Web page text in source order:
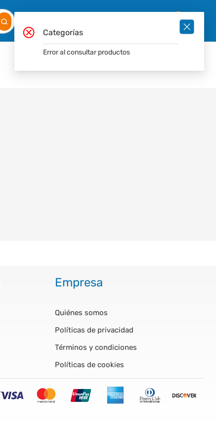
Empresa
Quiénes somos
Políticas de privacidad
Términos y condiciones
Políticas de cookies
Categorías
Error al consultar productos